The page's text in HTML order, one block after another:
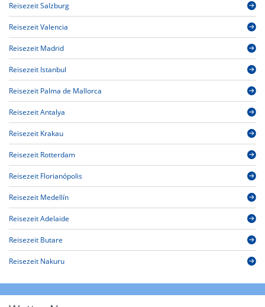
Reisezeit Salzburg
Reisezeit Valencia
Reisezeit Madrid
Reisezeit Istanbul
Reisezeit Palma de Mallorca
Reisezeit Antalya
Reisezeit Krakau
Reisezeit Rotterdam
Reisezeit Florianópolis
Reisezeit Medellín
Reisezeit Adelaide
Reisezeit Butare
Reisezeit Nakuru